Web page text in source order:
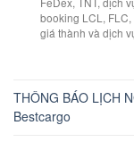
booking LCL,
giá thành và dịch
THÔNG BÁO LỊCH
Bestcargo